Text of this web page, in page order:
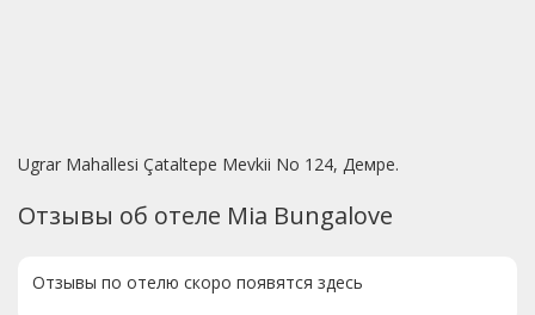
Ugrar Mahallesi Çataltepe Mevkii No 124, Демре.
Отзывы об отеле Mia Bungalove
Отзывы по отелю скоро появятся здесь